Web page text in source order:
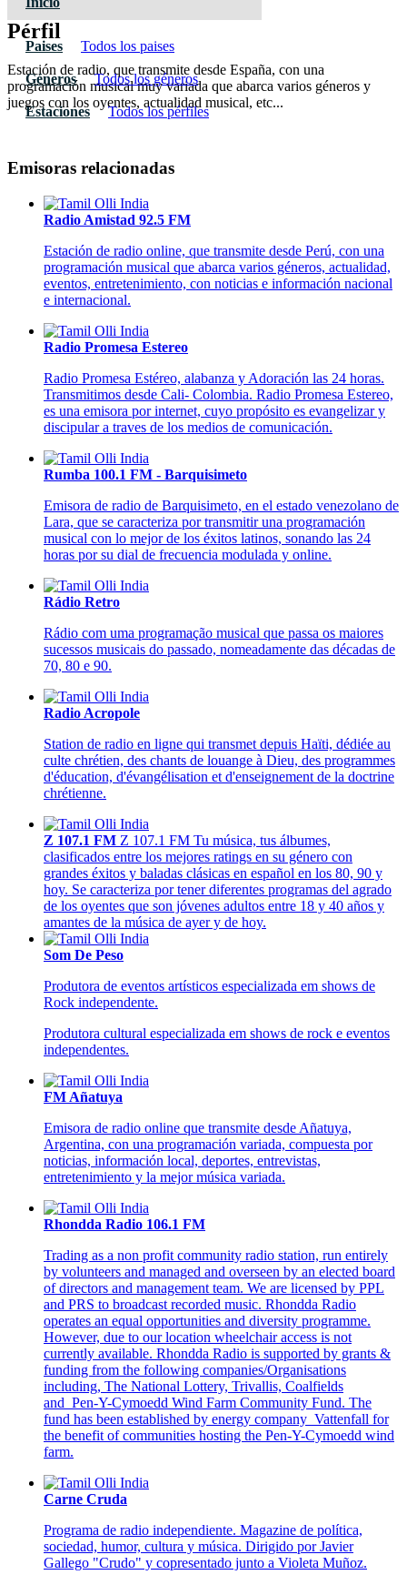
Paises Todos los paises
Géneros Todos los géneros
Estaciones Todos los pérfiles
Pérfil
Estación de radio, que transmite desde España, con una
programación musical muy variada que abarca varios géneros y
juegos con los oyentes, actualidad musical, etc...
Emisoras relacionadas
Radio Amistad 92.5 FM
Estación de radio online, que transmite desde Perú, con una
programación musical que abarca varios géneros, actualidad,
eventos, entretenimiento, con noticias e información nacional
e internacional.
Radio Promesa Estereo
Radio Promesa Estéreo, alabanza y Adoración las 24 horas.
Transmitimos desde Cali- Colombia. Radio Promesa Estereo,
es una emisora por internet, cuyo propósito es evangelizar y
discipular a traves de los medios de comunicación.
Rumba 100.1 FM - Barquisimeto
Emisora de radio de Barquisimeto, en el estado venezolano de
Lara, que se caracteriza por transmitir una programación
musical con lo mejor de los éxitos latinos, sonando las 24
horas por su dial de frecuencia modulada y online.
Rádio Retro
Rádio com uma programação musical que passa os maiores
sucessos musicais do passado, nomeadamente das décadas de
70, 80 e 90.
Radio Acropole
Station de radio en ligne qui transmet depuis Haïti, dédiée au
culte chrétien, des chants de louange à Dieu, des programmes
d'éducation, d'évangélisation et d'enseignement de la doctrine
chrétienne.
Z 107.1 FM Z 107.1 FM Tu música, tus álbumes,
clasificados entre los mejores ratings en su género con
grandes éxitos y baladas clásicas en español en los 80, 90 y
hoy. Se caracteriza por tener diferentes programas del agrado
de los oyentes que son jóvenes adultos entre 18 y 40 años y
amantes de la música de ayer y de hoy.
Som De Peso
Produtora de eventos artísticos especializada em shows de
Rock independente.
Produtora cultural especializada em shows de rock e eventos
independentes.
FM Añatuya
Emisora de radio online que transmite desde Añatuya,
Argentina, con una programación variada, compuesta por
noticias, información local, deportes, entrevistas,
entretenimiento y la mejor música variada.
Rhondda Radio 106.1 FM
Trading as a non profit community radio station, run entirely
by volunteers and managed and overseen by an elected board
of directors and management team. We are licensed by PPL
and PRS to broadcast recorded music. Rhondda Radio
operates an equal opportunities and diversity programme.
However, due to our location wheelchair access is not
currently available. Rhondda Radio is supported by grants &
funding from the following companies/Organisations
including, The National Lottery, Trivallis, Coalfields
and Pen-Y-Cymoedd Wind Farm Community Fund. The
fund has been established by energy company Vattenfall for
the benefit of communities hosting the Pen-Y-Cymoedd wind
farm.
Carne Cruda
Programa de radio independiente. Magazine de política,
sociedad, humor, cultura y música. Dirigido por Javier
Gallego "Crudo" y copresentado junto a Violeta Muñoz.